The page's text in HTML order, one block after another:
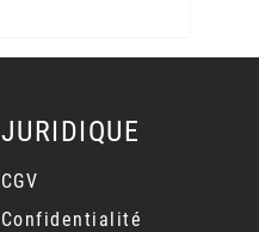
JURIDIQUE
CGV
Confidentialité